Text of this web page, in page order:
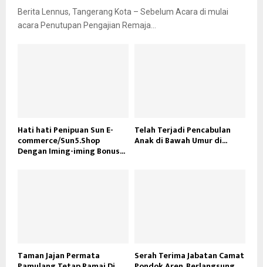
Berita Lennus, Tangerang Kota – Sebelum Acara di mulai
acara Penutupan Pengajian Remaja...
Hati hati Penipuan Sun E-
commerce/Sun5.Shop
Dengan Iming-iming Bonus...
Telah Terjadi Pencabulan
Anak di Bawah Umur di...
Taman Jajan Permata Serah Terima Jabatan Camat